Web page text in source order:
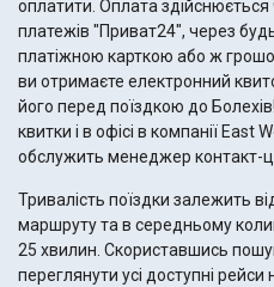
оплатити. Оплата
платежів "Приват24", через
платіжною карткою або ж грошовим
ви отримаєте електронний
його перед поїздкою до
квитки і в офісі в компанії East
обслужить менеджер контакт-
Тривалість поїздки залежить
маршруту та в середньому
25 хвилин. Скориставшись пошуком за напрямком ви можете
переглянути усі доступні